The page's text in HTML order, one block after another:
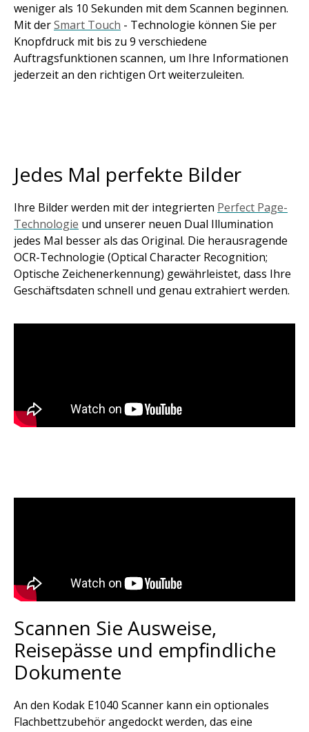
weniger als 10 Sekunden mit dem Scannen beginnen.
Mit derSmart Touch - Technologie können Sie per
Knopfdruck mit bis zu 9 verschiedene
Auftragsfunktionen scannen, um Ihre Informationen
jederzeit an den richtigen Ort weiterzuleiten.
Jedes Mal perfekte Bilder
Ihre Bilder werden mit der integrierten Perfect Page-
Technologie und unserer neuen Dual Illumination
jedes Mal besser als das Original. Die herausragende
OCR-Technologie (Optical Character Recognition;
Optische Zeichenerkennung) gewährleistet, dass Ihre
Geschäftsdaten schnell und genau extrahiert werden.
Scannen Sie Ausweise,
Reisepässe und empfindliche
Dokumente
An den Kodak E1040 Scanner kann ein optionales
Flachbettzubehör angedockt werden, das eine